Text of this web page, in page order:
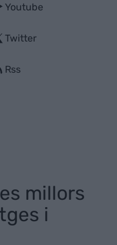
Youtube
Twitter
Rss
millors
i